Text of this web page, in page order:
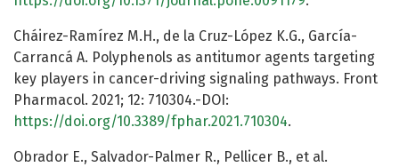
Cháirez-Ramírez M.H., de la Cruz-López K.G., García-
Carrancá A. Polyphenols as antitumor agents targeting
key players in cancer-driving signaling pathways. Front
Pharmacol. 2021; 12: 710304.-DOI:
https://doi.org/10.3389/fphar.2021.710304.
Obrador E., Salvador-Palmer R., Pellicer B., et al.